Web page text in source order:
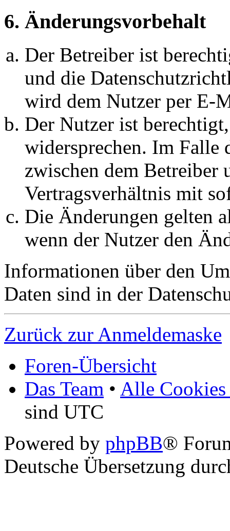
6. Änderungsvorbehalt
Der Betreiber ist
und die
wird dem Nutzer per E-
Der Nutzer ist
widersprechen. Im Falle
zwischen dem Betreiber
Vertragsverhältnis mit
Die Änderungen gelten
wenn der Nutzer den
Informationen über den
Daten sind in der
Zurück zur Anmeldemaske
Foren-Übersicht
Das Team • Alle Cookies
sind UTC
Powered by phpBB®
Deutsche Übersetzung